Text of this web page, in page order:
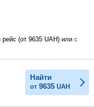
рейс (от 9635 UAH) или с
Найти
от 9635 UAH